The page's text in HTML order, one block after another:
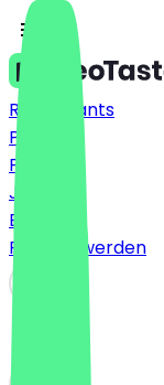
Restaurants
Preise
FAQ
Jobs
Blog
Partner werden